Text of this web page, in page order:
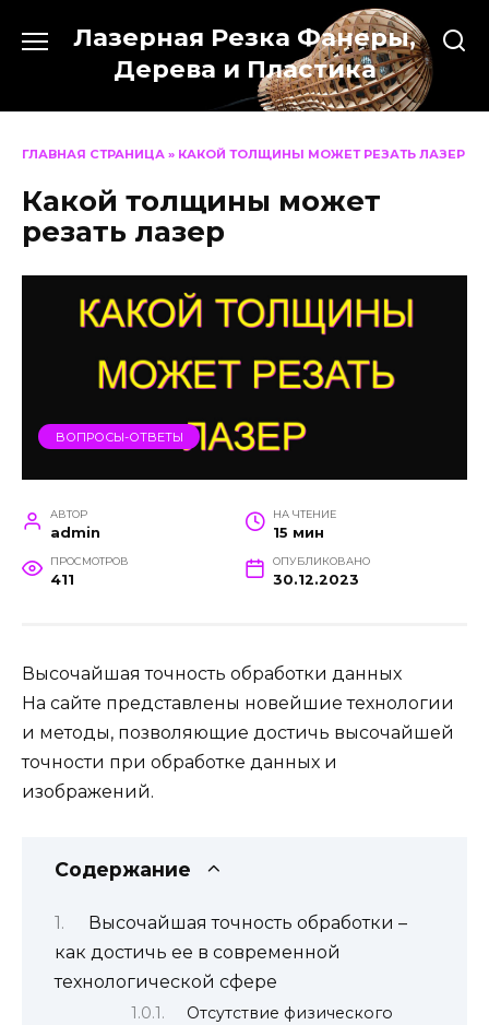
содержанию
Лазерная Резка Фанеры,
Дерева и Пластика
ГЛАВНАЯ СТРАНИЦА » КАКОЙ ТОЛЩИНЫ МОЖЕТ РЕЗАТЬ ЛАЗЕР
Какой толщины может
резать лазер
ВОПРОСЫ-ОТВЕТЫ
АВТОР
admin
НА ЧТЕНИЕ
15 мин
ПРОСМОТРОВ
411
ОПУБЛИКОВАНО
30.12.2023
Высочайшая точность обработки данных
На сайте представлены новейшие технологии
и методы, позволяющие достичь высочайшей
точности при обработке данных и
изображений.
Содержание
Высочайшая точность обработки –
как достичь ее в современной
технологической сфере
Отсутствие физического